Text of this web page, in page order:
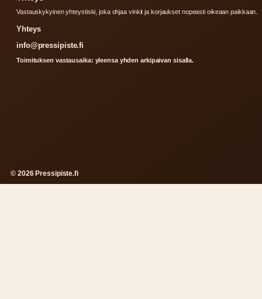
Vastauskykyinen yhteystiski, joka ohjaa vinkit ja korjaukset nopeasti oikeaan paikkaan.
Yhteys
info@pressipiste.fi
Toimituksen vastausaika: yleensa yhden arkipaivan sisalla.
© 2026 Pressipiste.fi